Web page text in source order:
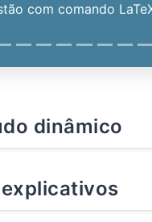
com comando
dinâmico